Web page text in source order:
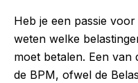
Heb je een passie
weten welke
moet betalen. Een van
de BPM, ofwel de